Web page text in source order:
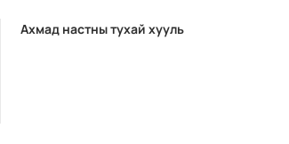
Ахмад настны тухай хууль